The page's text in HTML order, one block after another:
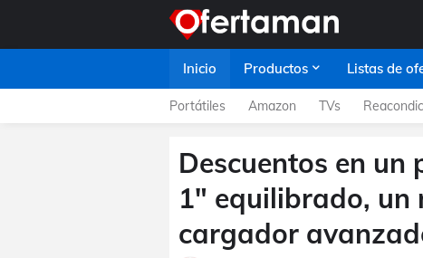
Inicio Productos Listas de
Portátiles Amazon TVs
Descuentos en
1" equilibrado, un
cargador